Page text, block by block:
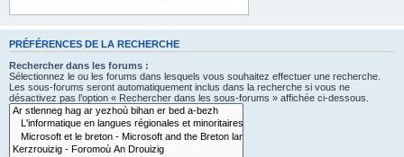
PRÉFÉRENCES DE LA RECHERCHE
Rechercher dans les forums :
Sélectionnez le ou les forums dans lesquels vous souhaitez effectuer une recherche.
Les sous-forums seront automatiquement inclus dans la recherche si vous ne
désactivez pas l’option « Rechercher dans les sous-forums » affichée ci-dessous.